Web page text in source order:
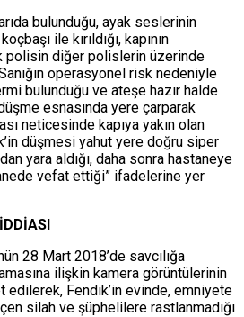
bulunduğu, ayak seslerinin
ile kırıldığı, kapının
polisin diğer polislerin üzerinde
operasyonel risk nedeniyle
bulunduğu ve ateşe hazır halde
esnasında yere çarparak
neticesinde kapıya yakın olan
düşmesi yahut yere doğru siper
yara aldığı, daha sonra hastaneye
vefat ettiği” ifadelerine yer
28 Mart 2018’de savcılığa
ilişkin kamera görüntülerinin
edilerek, Fendik’in evinde, emniyete
silah ve şüphelilere rastlanmadığı